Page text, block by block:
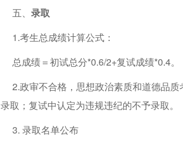
五、 录取
1.考生总成绩计算公式：
总成绩＝初试总分*0.6/2+复试成绩*0.4。
2.政审不合格，思想政治素质和道德品质
录取；复试中认定为违规违纪的不予录取。
3. 录取名单公布